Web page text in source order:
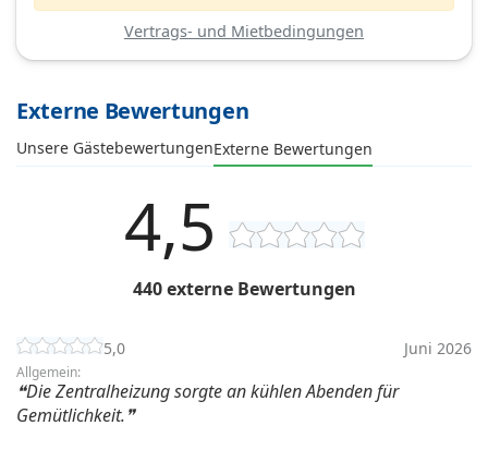
Vertrags- und Mietbedingungen
Externe Bewertungen
Unsere GästebewertungenExterne Bewertungen
4,5
440 externe Bewertungen
5,0 Juni 2026
Allgemein:
Die Zentralheizung sorgte an kühlen Abenden für
Gemütlichkeit.